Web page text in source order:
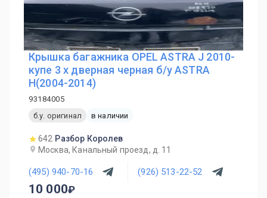
Крышка багажника OPEL ASTRA J 2010-
купе 3 х дверная черная б/у ASTRA
H(2004-2014)
93184005
б.у. оригинал
в наличии
642 Разбор Королев
Москва, Канальный проезд, д. 11
(495) 940-70-16 (926) 513-22-52
10 000